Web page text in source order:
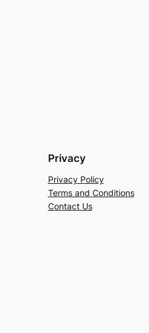
Privacy
Privacy Policy
Terms and Conditions
Contact Us